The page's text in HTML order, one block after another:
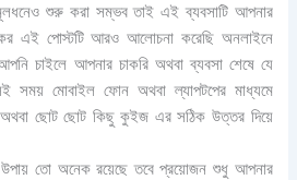
শুরু করা সম্ভব তাই এই ব্যবসাটি আপনার
এই পোস্টটি আরও আলোচনা করেছি অনলাইনে
চাইলে আপনার চাকরি অথবা ব্যবসা শেষে যে
সময় মোবাইল ফোন অথবা ল্যাপটপের মাধ্যমে
অথবা ছোট ছোট কিছু কুইজ এর সঠিক উত্তর দিয়ে
উপায় তো অনেক রয়েছে তবে প্রয়োজন শুধু আপনার